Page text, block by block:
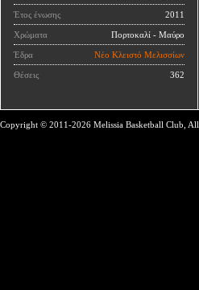
Έτος ένωσης 2011
Χρώματα Πορτοκαλί - Μαύρο
Έδρα Νέο Κλειστό Μελισσίων
Θέσεις 362
Copyright © 2011-2026 Melissia Basketball Club,